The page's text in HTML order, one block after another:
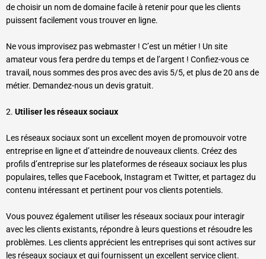
de choisir un nom de domaine facile à retenir pour que les clients
puissent facilement vous trouver en ligne.
Ne vous improvisez pas webmaster ! C’est un métier ! Un site
amateur vous fera perdre du temps et de l’argent ! Confiez-vous ce
travail, nous sommes des pros avec des avis 5/5, et plus de 20 ans de
métier. Demandez-nous un devis gratuit.
2. Utiliser les réseaux sociaux
Les réseaux sociaux sont un excellent moyen de promouvoir votre
entreprise en ligne et d’atteindre de nouveaux clients. Créez des
profils d’entreprise sur les plateformes de réseaux sociaux les plus
populaires, telles que Facebook, Instagram et Twitter, et partagez du
contenu intéressant et pertinent pour vos clients potentiels.
Vous pouvez également utiliser les réseaux sociaux pour interagir
avec les clients existants, répondre à leurs questions et résoudre les
problèmes. Les clients apprécient les entreprises qui sont actives sur
les réseaux sociaux et qui fournissent un excellent service client.